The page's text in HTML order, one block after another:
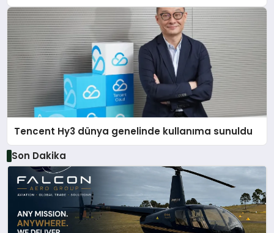
Tencent Hy3 dünya genelinde kullanıma sunuldu
Son Dakika